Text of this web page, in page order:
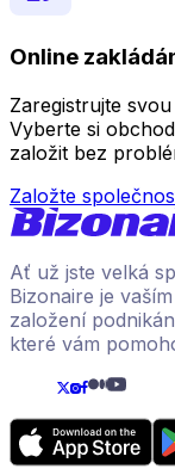
Online
Zaregistrujte
Vyberte si
založit bez
Založte
Ať už jste velká
Bizonaire je
založení
které vám